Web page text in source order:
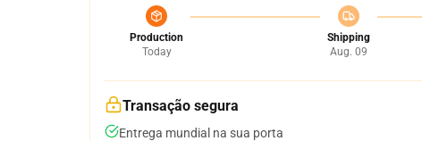
Production
Today
Shipping
Aug. 09
Transação segura
Entrega mundial na sua porta